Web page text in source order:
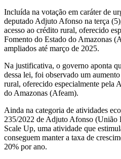
Incluída na votação em caráter de
deputado Adjuto Afonso na terça
acesso ao crédito rural, oferecido
Fomento do Estado do Amazonas
ampliados até março de 2025.
Na justificativa, o governo aponta
dessa lei, foi observado um
rural, oferecido especialmente pela
do Amazonas (Afeam).
Ainda na categoria de atividades
235/2022 de Adjuto Afonso (União
Scale Up, uma atividade que
conseguem manter a taxa de
20% por ano.